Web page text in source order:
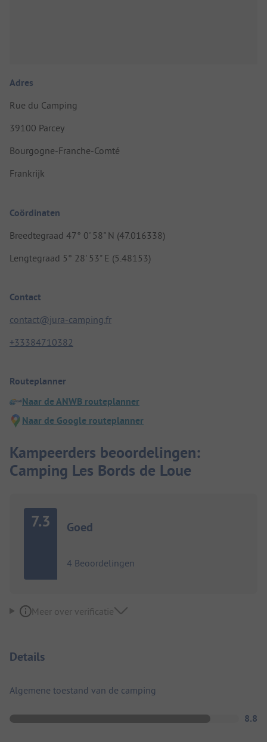
Adres
Rue du Camping
39100 Parcey
Bourgogne-Franche-Comté
Frankrijk
Coördinaten
Breedtegraad 47° 0' 58" N (47.016338)
Lengtegraad 5° 28' 53" E (5.48153)
Contact
contact@jura-camping.fr
+33384710382
Routeplanner
Naar de ANWB routeplanner
Naar de Google routeplanner
Kampeerders beoordelingen:
Camping Les Bords de Loue
7.3 Goed
4 Beoordelingen
Meer over verificatie
Details
Algemene toestand van de camping
8.8